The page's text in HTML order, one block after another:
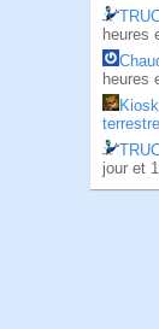
heures
heures
Kiosk
terrestre
jour et